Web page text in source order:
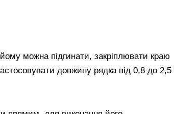
можна підгинати, закріплювати краю
довжину рядка від 0,8 до 2,5